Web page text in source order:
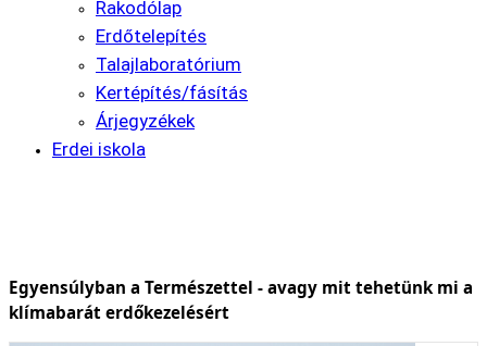
Rakodólap
Erdőtelepítés
Talajlaboratórium
Kertépítés/fásítás
Árjegyzékek
Erdei iskola
Egyensúlyban a Természettel - avagy mit tehetünk mi a
klímabarát erdőkezelésért